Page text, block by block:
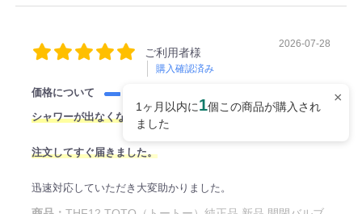
×
1ヶ月以内に1個この商品が購入され
ました
ご利用者様
購入確認済み
2026-07-28
価格について
シャワーが出なくなり、
注文してすぐ届きました。
迅速対応していただき大変助かりました。